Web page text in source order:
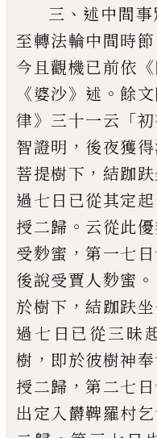
三 、 述中間事
至轉法輪中間時節
今且觀機已前依 《
《婆沙》 述 。餘
律》 三十一云 「
智證明 ， 後夜獲
菩提樹下 ， 結跏
過七日已從其定起
授二歸 。 云從此
受麨蜜 ，第一七日
後說受賈人麨蜜
於樹下 ，結跏趺
過七日已從三昧
樹 ， 即於彼樹神
授二歸 ，第二七日
出定入欝鞞羅村